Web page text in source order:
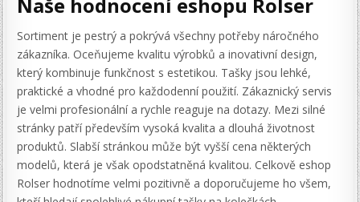
Sortiment je pestrý a pokrývá všechny potřeby náročného
zákazníka. Oceňujeme kvalitu výrobků a inovativní design,
který kombinuje funkčnost s estetikou. Tašky jsou lehké,
praktické a vhodné pro každodenní použití. Zákaznický servis
je velmi profesionální a rychle reaguje na dotazy. Mezi silné
stránky patří především vysoká kvalita a dlouhá životnost
produktů. Slabší stránkou může být vyšší cena některých
modelů, která je však opodstatněná kvalitou. Celkově eshop
Rolser hodnotíme velmi pozitivně a doporučujeme ho všem,